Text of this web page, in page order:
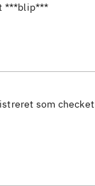
***blip***
som checket